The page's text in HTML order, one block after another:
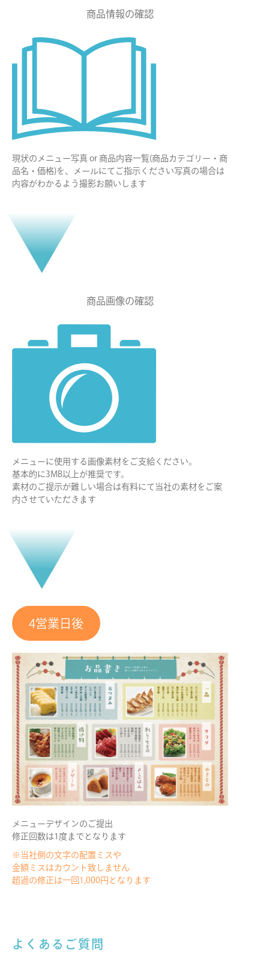
商品情報の確認
現状のメニュー写真 or 商品内容一覧(商品カテゴリー・商
品名・価格)を、メールにてご指示ください写真の場合は
内容がわかるよう撮影お願いします
商品画像の確認
メニューに使用する画像素材をご支給ください。
基本的に3MB以上が推奨です。
素材のご提示が難しい場合は有料にて当社の素材をご案
内させていただきます
4営業日後
メニューデザインのご提出
修正回数は1度までとなります
※当社側の文字の配置ミスや
金額ミスはカウント致しません
超過の修正は一回1,000円となります
よくあるご質問